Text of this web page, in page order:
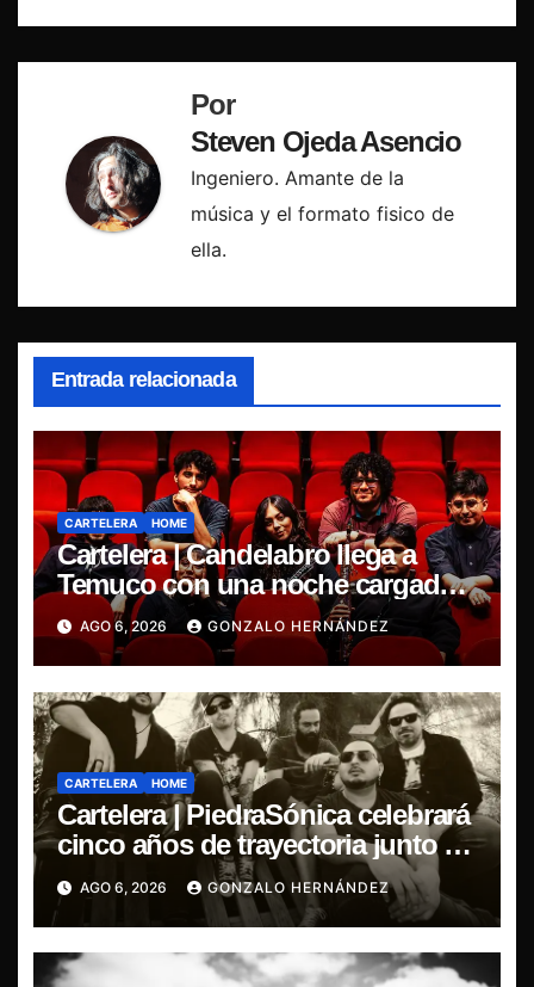
Por
Steven Ojeda Asencio
Ingeniero. Amante de la
música y el formato fisico de
ella.
Entrada relacionada
CARTELERA HOME
Cartelera | Candelabro llega a
Temuco con una noche cargada
de indie
AGO 6, 2026 GONZALO HERNÁNDEZ
CARTELERA HOME
Cartelera | PiedraSónica celebrará
cinco años de trayectoria junto a
The Ganjas en el Bar de René
AGO 6, 2026 GONZALO HERNÁNDEZ